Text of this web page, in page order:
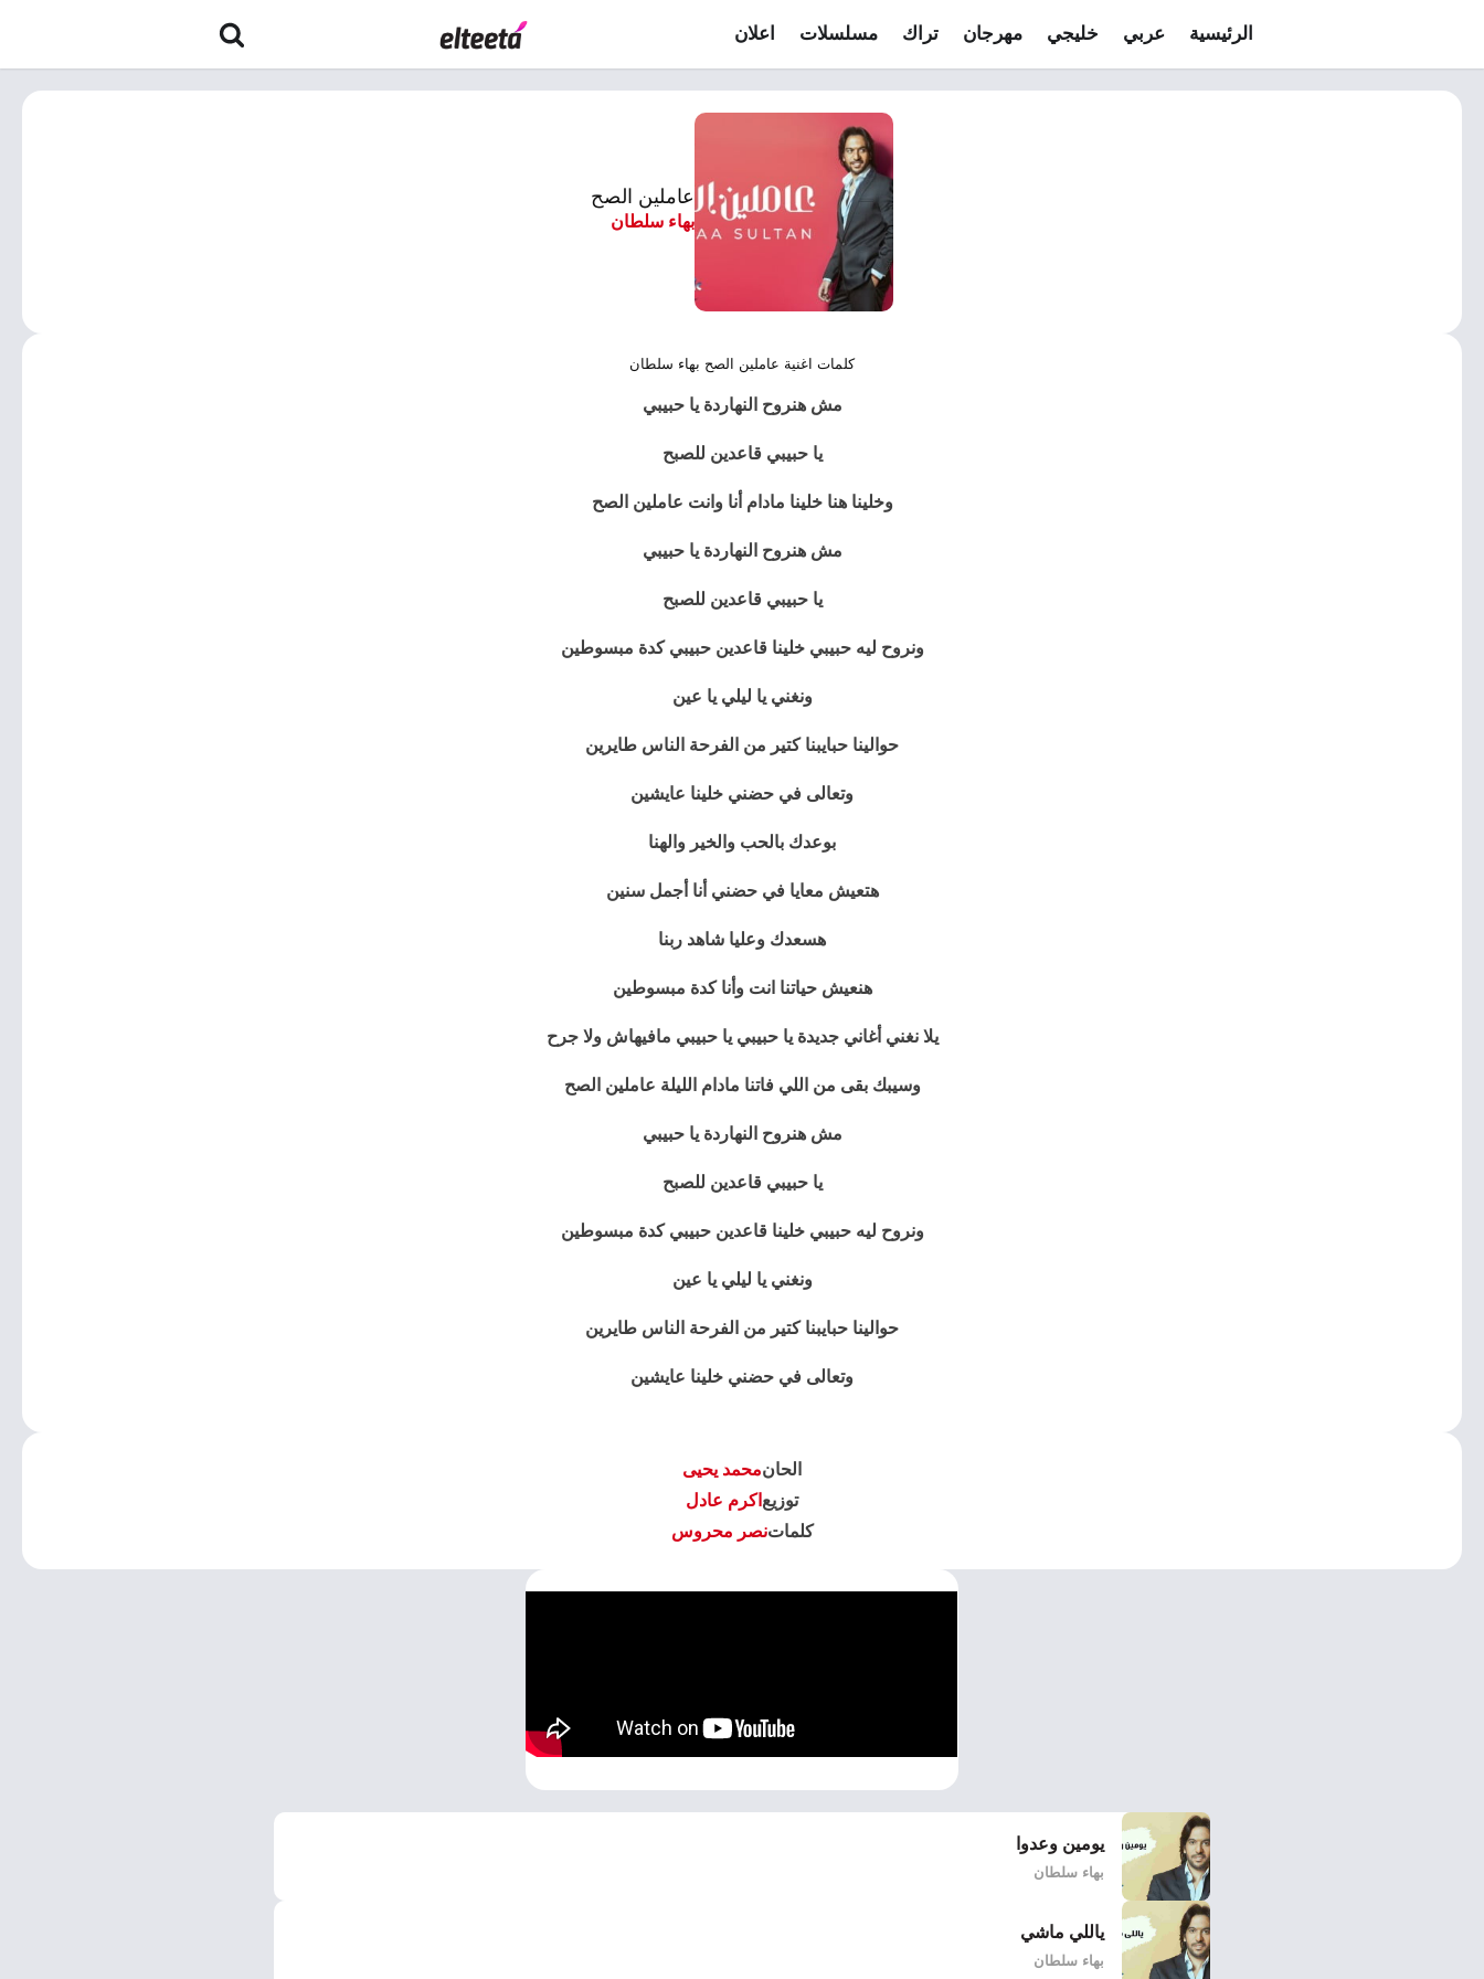
الرئيسية عربي خليجي مهرجان تراك مسلسلات اعلان
عاملين الصح
بهاء سلطان
كلمات اغنية عاملين الصح بهاء سلطان
مش هنروح النهاردة يا حبيبي
يا حبيبي قاعدين للصبح
وخلينا هنا خلينا مادام أنا وانت عاملين الصح
مش هنروح النهاردة يا حبيبي
يا حبيبي قاعدين للصبح
ونروح ليه حبيبي خلينا قاعدين حبيبي كدة مبسوطين
ونغني يا ليلي يا عين
حوالينا حبايبنا كتير من الفرحة الناس طايرين
وتعالى في حضني خلينا عايشين
بوعدك بالحب والخير والهنا
هتعيش معايا في حضني أنا أجمل سنين
هسعدك وعليا شاهد ربنا
هنعيش حياتنا انت وأنا كدة مبسوطين
يلا نغني أغاني جديدة يا حبيبي يا حبيبي مافيهاش ولا جرح
وسيبك بقى من اللي فاتنا مادام الليلة عاملين الصح
مش هنروح النهاردة يا حبيبي
يا حبيبي قاعدين للصبح
ونروح ليه حبيبي خلينا قاعدين حبيبي كدة مبسوطين
ونغني يا ليلي يا عين
حوالينا حبايبنا كتير من الفرحة الناس طايرين
وتعالى في حضني خلينا عايشين
الحانمحمد يحيى
توزيع اكرم عادل
كلماتنصر محروس
يومين وعدوا
بهاء سلطان
ياللي ماشي
بهاء سلطان